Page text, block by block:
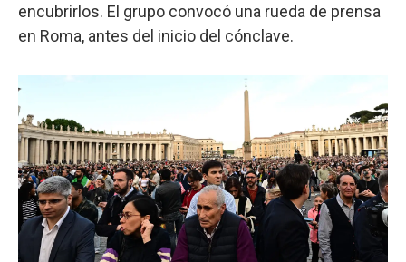
encubrirlos. El grupo convocó una rueda de prensa
en Roma, antes del inicio del cónclave.